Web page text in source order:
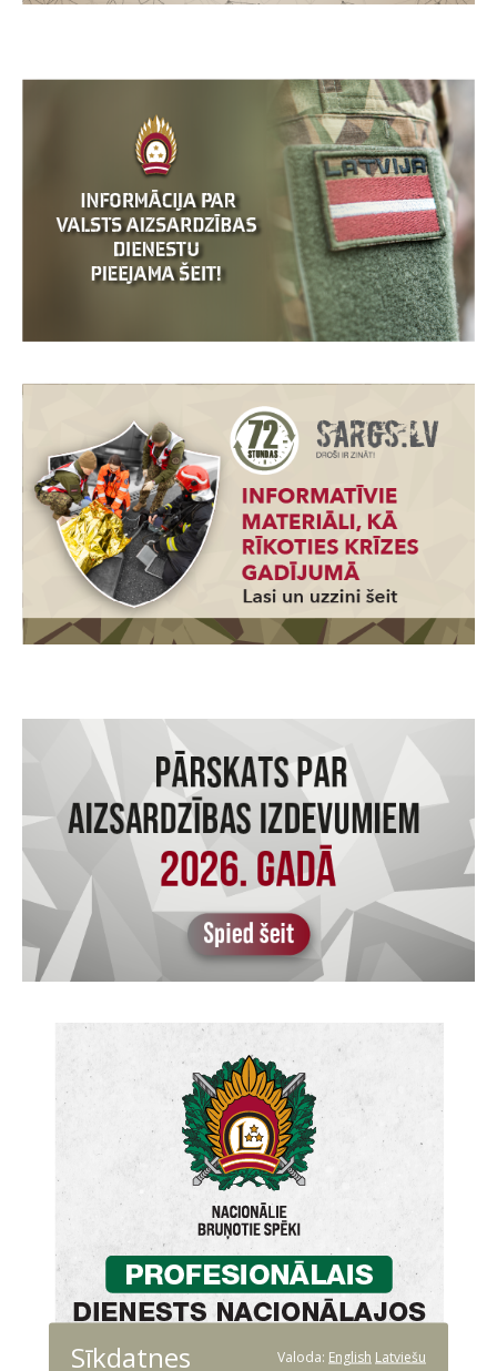
Sīkdatnes Valoda: English Latviešu